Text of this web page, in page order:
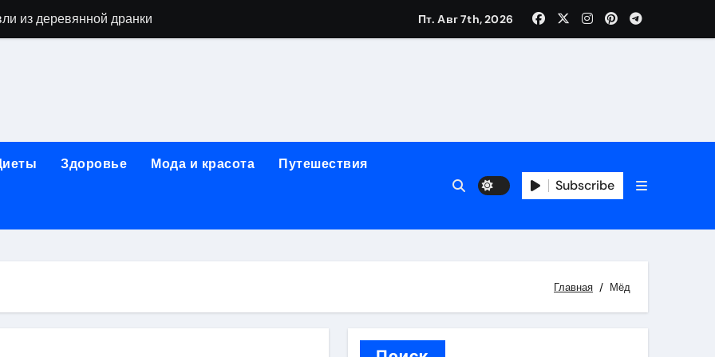
из деревянной дранки
аппаратов для электроэпиляции
направления медицинского центра
Стрешневе
Пт. Авг 7th, 2026
Здоровье Мода и красота Путешествия
Subscribe
Главная Мёд